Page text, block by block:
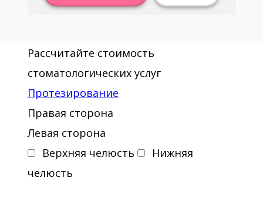
Рассчитайте стоимость
стоматологических услуг
Протезирование
Правая сторона
Левая сторона
Верхняя челюсть
Нижняя
челюсть